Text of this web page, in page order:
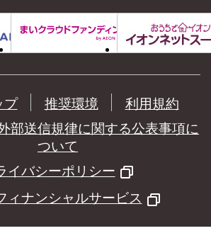
プ 推奨環境
利用規約
部送信規律に関する公表事項に
ついて
イバシーポリシー
ィナンシャルサービス